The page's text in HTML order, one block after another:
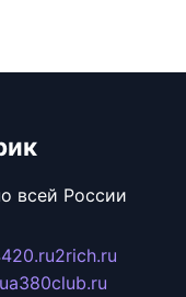
всей России
2rich.ru
a380club.ru